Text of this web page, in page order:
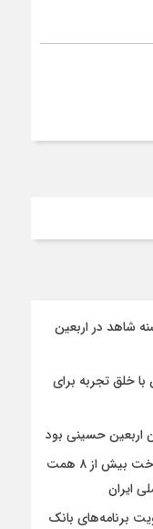
شاهد در اربعین
با خلق تجربه برای
اربعین حسینی بود
در چهار ماه نخست ۱۴۰۵ رقم خورد؛ پرداخت بیش از ۸ همت
ایران
برنامه‌های بانک